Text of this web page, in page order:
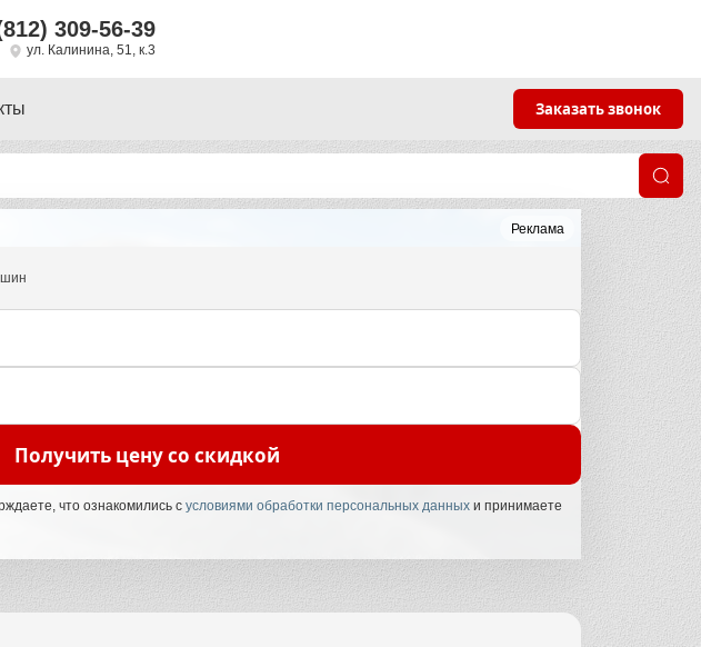
309-56-39
ул. Калинина, 51, к.3
Заказать звонок
Реклама
Получить цену со скидкой
что ознакомились с условиями обработки персональных данныхи принимаете